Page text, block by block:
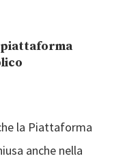
piattaforma
la Piattaforma
anche nella